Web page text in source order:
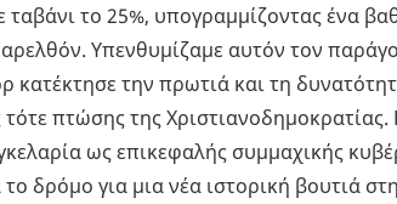
τα­βά­νι το 25%, υπο­γραμ­μί­ζο­ντας ένα
Υπεν­θυ­μί­ζα­με αυτόν τον
κα­τέ­κτη­σε την πρω­τιά και τη
πτώ­σης της
ως επι­κε­φα­λής συμ­μα­χι­κής
δρόμο για μια νέα ιστο­ρι­κή βου­τιά